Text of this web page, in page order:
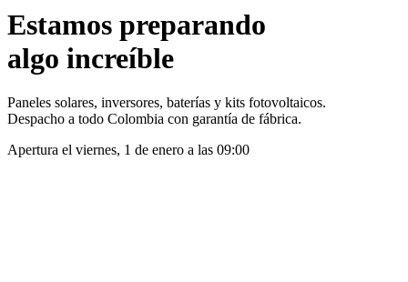
Estamos preparando
algo increíble
Paneles solares, inversores, baterías y kits fotovoltaicos.
Despacho a todo Colombia con garantía de fábrica.
Apertura el viernes, 1 de enero a las 09:00